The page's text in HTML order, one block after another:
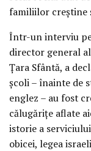
familiilor creștine
Într-un interviu
director general
Țara Sfântă, a
școli – înainte de
englez – au fost
călugărițe aflate
istorie a
obicei, legea